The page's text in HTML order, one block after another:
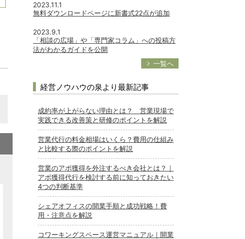
2023.11.1
無料ダウンロードページに新書式22点が追加
2023.9.1
「相談の広場」や「専門家コラム」への投稿方
法がわかるガイドを公開
一覧へ
経営ノウハウの泉より最新記事
成約率が上がらない理由とは？ 営業現場で
実践できる改善策と研修のポイントを解説
営業代行の料金相場はいくら？費用の仕組み
と比較する際のポイントを解説
営業のアポ獲得を外注するべき会社とは？｜
アポ獲得代行を検討する前に知っておきたい
4つの判断基準
シェアオフィスの開業手順と成功戦略！費
用・注意点を解説
コワーキングスペース運営マニュアル｜開業